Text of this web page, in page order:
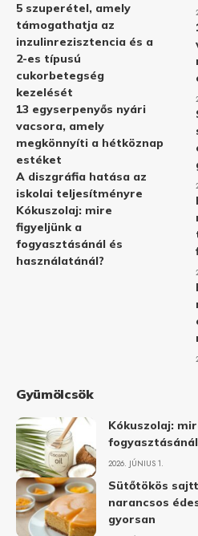
5 szuperétel, amely
támogathatja az
inzulinrezisztencia és a
2-es típusú
cukorbetegség
kezelését
13 egyserpenyős nyári
vacsora, amely
megkönnyíti a hétköznap
estéket
A diszgráfia hatása az
iskolai teljesítményre
Kókuszolaj: mire
figyeljünk a
fogyasztásánál és
használatánál?
Gyümölcsök
Kókuszolaj:
2026. JÚNIUS 1.
Sütőtökös
narancsos
gyorsan